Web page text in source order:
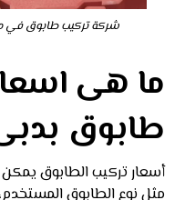
شركة تركيب طابوق في
ما هى
طابوق
أسعار تركيب الطابوق
مثل نوع الطابوق